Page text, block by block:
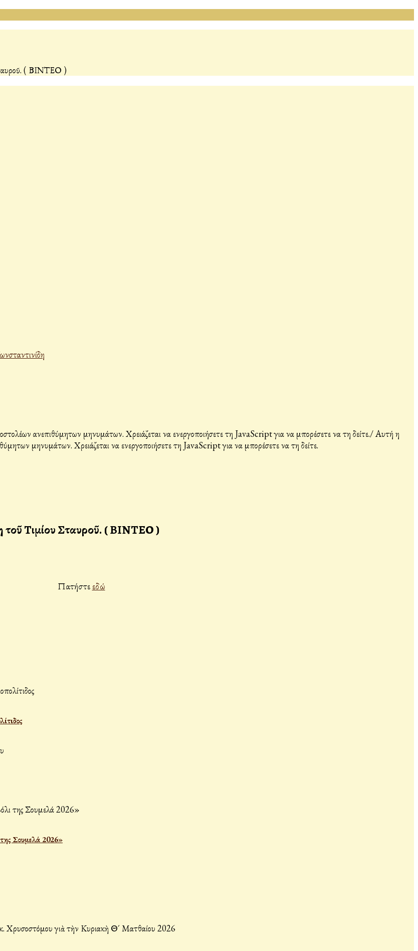
( ΒΙΝΤΕΟ )
ανεπιθύμητων μηνυμάτων. Χρειάζεται να ενεργοποιήσετε τη JavaScript για να μπορέσετε να τη δείτε./Αυτή η
μηνυμάτων. Χρειάζεται να ενεργοποιήσετε τη JavaScript για να μπορέσετε να τη δείτε.
τοῦ Τιμίου Σταυροῦ. ( ΒΙΝΤΕΟ )
Πατήστε εδώ
Σουμελά 2026»